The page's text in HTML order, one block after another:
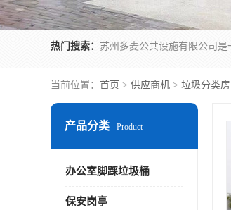
热门搜索：
当前位置： 首页 > 供应商机 > 垃圾分类房
产品分类 Product
办公室脚踩垃圾桶
保安岗亭